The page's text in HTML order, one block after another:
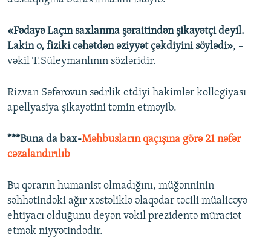
«Fədayə Laçın saxlanma şəraitindən şikayətçi deyil.
Lakin o, fiziki cəhətdən əziyyət çəkdiyini söylədi», –
vəkil T.Süleymanlının sözləridir.
Rizvan Səfərovun sədrlik etdiyi hakimlər kollegiyası
apellyasiya şikayətini təmin etməyib.
***Buna da bax-Məhbusların qaçışına görə 21 nəfər
cəzalandırılıb
Bu qərarın humanist olmadığını, müğənninin
səhhətindəki ağır xəstəliklə əlaqədar təcili müalicəyə
ehtiyacı olduğunu deyən vəkil prezidentə müraciət
etmək niyyətindədir.